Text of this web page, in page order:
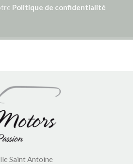
Politique de confidentialité
Saint Antoine